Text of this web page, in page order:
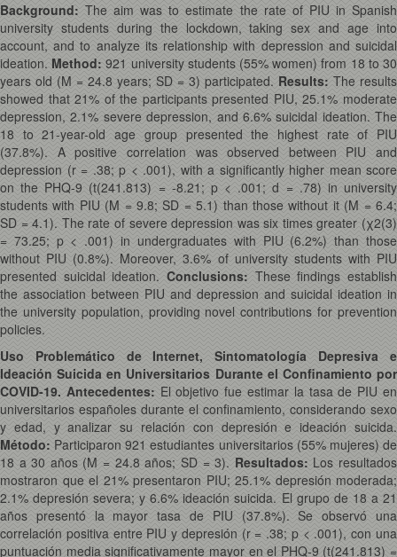
Background: The aim was to estimate the rate of PIU in Spanish
university students during the lockdown, taking sex and age into
account, and to analyze its relationship with depression and suicidal
ideation.Method: 921 university students (55% women) from 18 to 30
years old (M = 24.8 years; SD = 3) participated. Results: The results
showed that 21% of the participants presented PIU, 25.1% moderate
depression, 2.1% severe depression, and 6.6% suicidal ideation. The
18 to 21-year-old age group presented the highest rate of PIU
(37.8%). A positive correlation was observed between PIU and
depression (r = .38; p < .001), with a significantly higher mean score
on the PHQ-9 (t(241.813) = -8.21; p < .001; d = .78) in university
students with PIU (M = 9.8; SD = 5.1) than those without it (M = 6.4;
SD = 4.1). The rate of severe depression was six times greater (χ2(3)
= 73.25; p < .001) in undergraduates with PIU (6.2%) than those
without PIU (0.8%). Moreover, 3.6% of university students with PIU
presented suicidal ideation. Conclusions: These findings establish
the association between PIU and depression and suicidal ideation in
the university population, providing novel contributions for prevention
policies.
Uso Problemático de Internet, Sintomatología Depresiva e
Ideación Suicida en Universitarios Durante el Confinamiento por
COVID-19. Antecedentes: El objetivo fue estimar la tasa de PIU en
universitarios españoles durante el confinamiento, considerando sexo
y edad, y analizar su relación con depresión e ideación suicida.
Método: Participaron 921 estudiantes universitarios (55% mujeres) de
18 a 30 años (M = 24.8 años; SD = 3). Resultados: Los resultados
mostraron que el 21% presentaron PIU; 25.1% depresión moderada;
2.1% depresión severa; y 6.6% ideación suicida. El grupo de 18 a 21
años presentó la mayor tasa de PIU (37.8%). Se observó una
correlación positiva entre PIU y depresión (r = .38; p < .001), con una
puntuación media significativamente mayor en el PHQ-9 (t(241.813) =